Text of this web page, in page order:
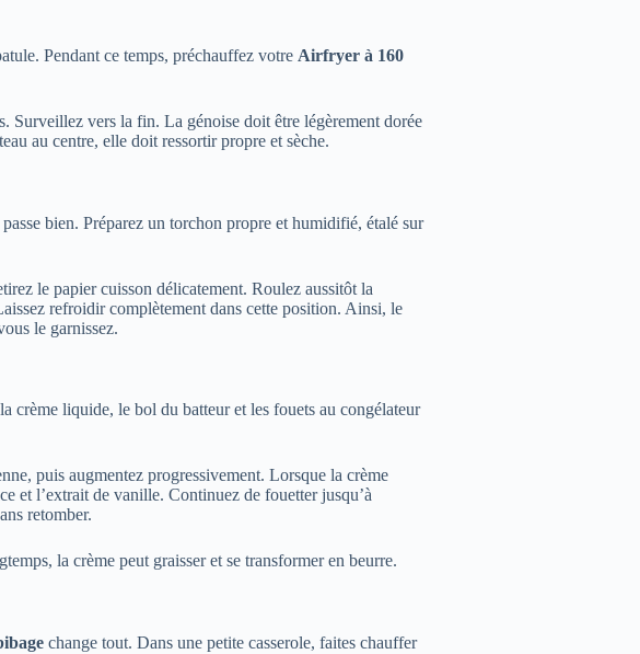
Pendant ce temps, préchauffez votre Airfryer à 160
Surveillez vers la fin. La génoise doit être légèrement dorée
au centre, elle doit ressortir propre et sèche.
bien. Préparez un torchon propre et humidifié, étalé sur
le papier cuisson délicatement. Roulez aussitôt la
refroidir complètement dans cette position. Ainsi, le
le garnissez.
crème liquide, le bol du batteur et les fouets au congélateur
puis augmentez progressivement. Lorsque la crème
et l’extrait de vanille. Continuez de fouetter jusqu’à
retomber.
la crème peut graisser et se transformer en beurre.
change tout. Dans une petite casserole, faites chauffer